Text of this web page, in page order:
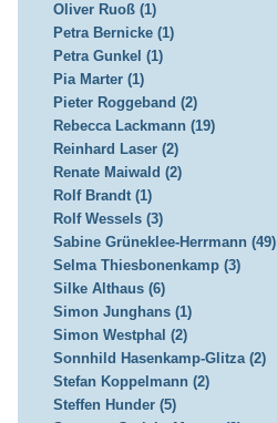
Oliver Ruoß (1)
Petra Bernicke (1)
Petra Gunkel (1)
Pia Marter (1)
Pieter Roggeband (2)
Rebecca Lackmann (19)
Reinhard Laser (2)
Renate Maiwald (2)
Rolf Brandt (1)
Rolf Wessels (3)
Sabine Grüneklee-Herrmann (49)
Selma Thiesbonenkamp (3)
Silke Althaus (6)
Simon Junghans (1)
Simon Westphal (2)
Sonnhild Hasenkamp-Glitza (2)
Stefan Koppelmann (2)
Steffen Hunder (5)